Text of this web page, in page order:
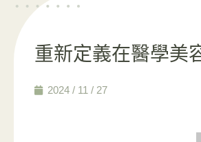
重新定義在醫學美
2024 / 11 / 27